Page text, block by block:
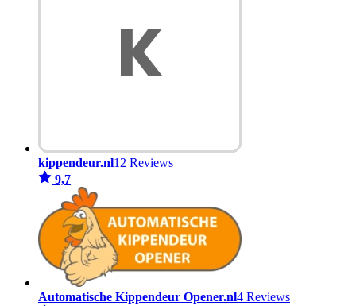
kippendeur.nl12 Reviews
9,7
Automatische Kippendeur Opener.nl4 Reviews